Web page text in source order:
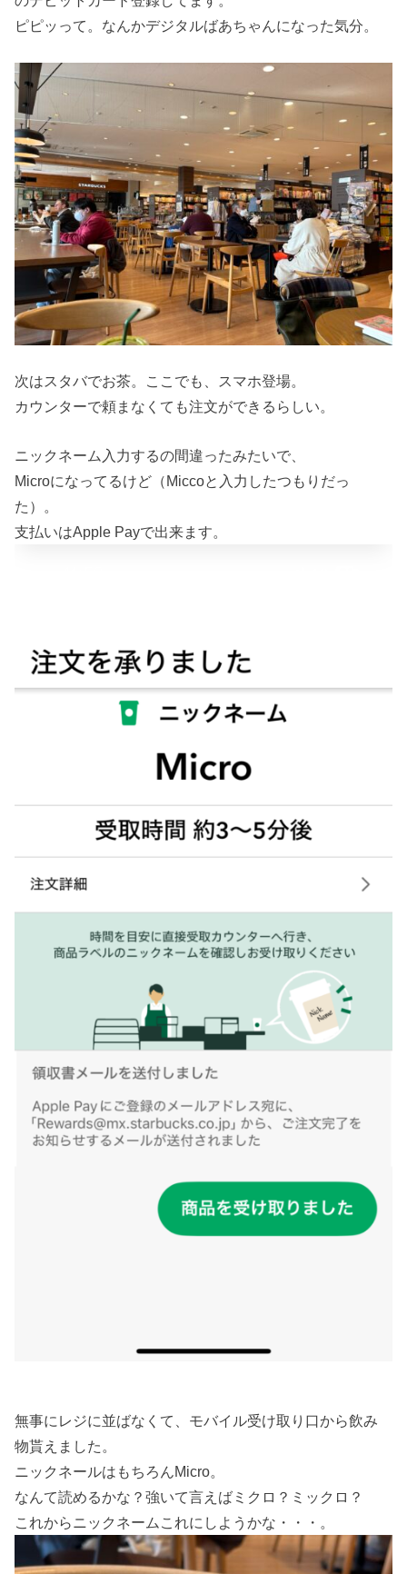
ピピッって。なんかデジタルばあちゃんになった気分。
次はスタバでお茶。ここでも、スマホ登場。
カウンターで頼まなくても注文ができるらしい。
ニックネーム入力するの間違ったみたいで、
Microになってるけど（Miccoと入力したつもりだっ
た）。
支払いはApple Payで出来ます。
無事にレジに並ばなくて、モバイル受け取り口から飲み
物貰えました。
ニックネールはもちろんMicro。
なんて読めるかな？強いて言えばミクロ？ミックロ？
これからニックネームこれにしようかな・・・。